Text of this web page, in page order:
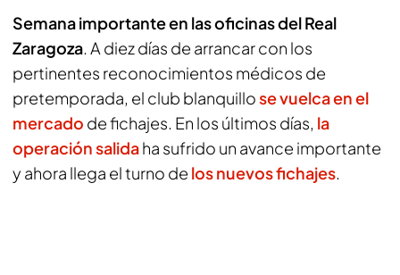
Semana importante en las oficinas del Real
Zaragoza. A diez días de arrancar con los
pertinentes reconocimientos médicos de
pretemporada, el club blanquillose vuelca en el
mercado de fichajes. En los últimos días, la
operación salidaha sufrido un avance importante
y ahora llega el turno de los nuevos fichajes.